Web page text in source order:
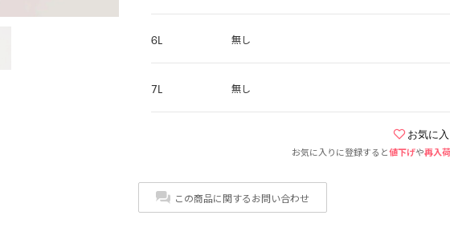
6L 無し
7L 無し
お気に
お気に入りに登録すると値下げや再入荷
この商品に関するお問い合わせ